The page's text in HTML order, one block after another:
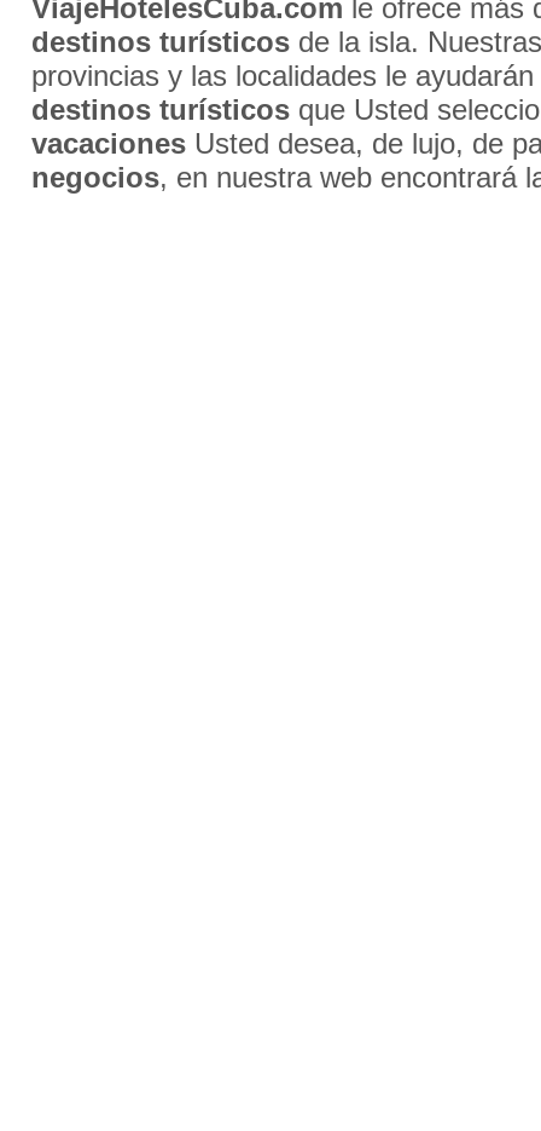
ViajeHotelesCuba.com le ofrece más
destinos turísticosde la isla.
provincias y las localidades le
destinos turísticosque Usted
vacacionesUsted desea, de lujo, de
negocios, en nuestra web encontrará